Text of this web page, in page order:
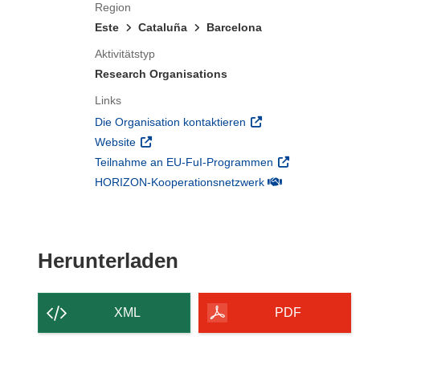
Region
Este
Cataluña Barcelona
Aktivitätstyp
Research Organisations
Links
Die Organisation kontaktieren (öffnet in neuem Fenster)
Website (öffnet in neuem Fenster)
Teilnahme an EU-FuI-Programmen (öffnet in neuem Fenster)
HORIZON-Kooperationsnetzwerk(öffnet in neuem Fenster)
Herunterladen
XML PDF